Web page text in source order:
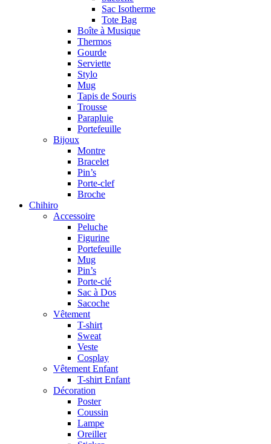
Sac Isotherme
Tote Bag
Boîte à Musique
Thermos
Gourde
Serviette
Stylo
Mug
Tapis de Souris
Trousse
Parapluie
Portefeuille
Bijoux
Montre
Bracelet
Pin’s
Porte-clef
Broche
Chihiro
Accessoire
Peluche
Figurine
Portefeuille
Mug
Pin’s
Porte-clé
Sac à Dos
Sacoche
Vêtement
T-shirt
Sweat
Veste
Cosplay
Vêtement Enfant
T-shirt Enfant
Décoration
Poster
Coussin
Lampe
Oreiller